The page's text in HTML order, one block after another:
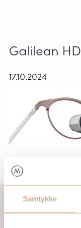
Samtykke
Galilean HD
17.10.2024